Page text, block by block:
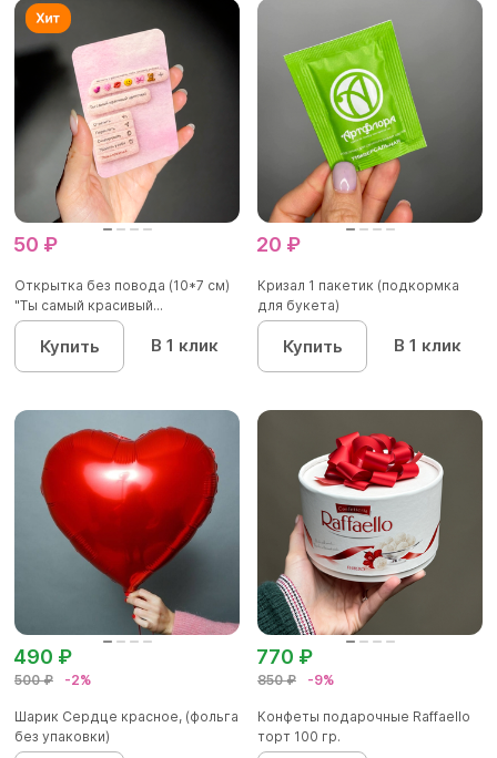
50 ₽
Открытка без повода (10*7 см)
"Ты самый красивый...
Купить В 1 клик
20 ₽
Кризал 1 пакетик (подкормка
для букета)
Купить В 1 клик
500 ₽ -2%
490 ₽
Шарик Сердце красное, (фольга
без упаковки)
850 ₽ -9%
770 ₽
Конфеты подарочные Raffaello
торт 100 гр.